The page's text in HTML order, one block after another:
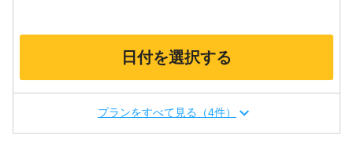
日付を選択する
プランをすべて見る（4件）